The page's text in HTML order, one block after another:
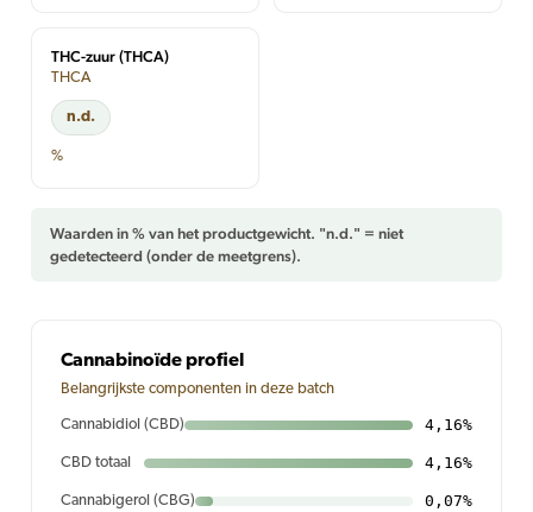
THC-zuur (THCA)
THCA
n.d.
%
Waarden in % van het productgewicht. "n.d." = niet
gedetecteerd (onder de meetgrens).
Cannabinoïde profiel
Belangrijkste componenten in deze batch
Cannabidiol (CBD) 4,16%
CBD totaal 4,16%
Cannabigerol (CBG) 0,07%